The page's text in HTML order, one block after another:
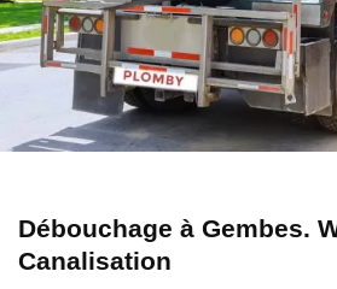
Débouchage à Gembes.
Canalisation